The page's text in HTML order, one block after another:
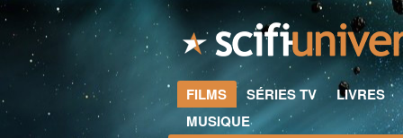
FILMS SÉRIES TV LIVRES
MUSIQUE